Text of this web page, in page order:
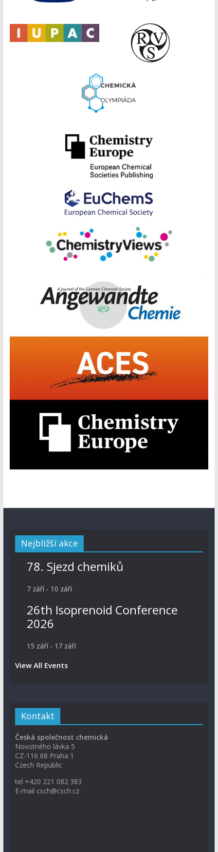
Nejbližší akce
78. Sjezd chemiků
7 září- 10 září
26th Isoprenoid Conference
2026
15 září- 17 září
View All Events
Kontakt
Česká společnost chemická
Novotného lávka 5
CZ-116 68 Praha 1
Czech Republic
tel +420 221 082 383
E-mail csch@csch.cz